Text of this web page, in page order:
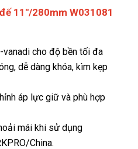
11"/280mm W031081
vanadi cho độ bền tối đa
dễ dàng khóa, kìm kẹp
áp lực giữ và phù hợp
mái khi sử dụng
China.